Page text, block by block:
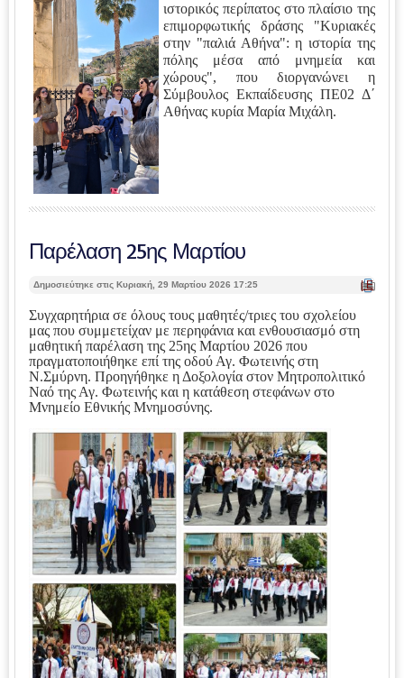
ιστορικός περίπατος στο πλαίσιο της
επιμορφωτικής δράσης "Κυριακές
στην "παλιά Αθήνα": η ιστορία της
πόλης μέσα από μνημεία και
χώρους", που διοργανώνει η
Σύμβουλος Εκπαίδευσης ΠΕ02 Δ΄
Αθήνας κυρία Μαρία Μιχάλη.
Παρέλαση 25ης Μαρτίου
| Ε
Δημοσιεύτηκε στις Κυριακή, 29 Μαρτίου 2026 17:25
Συγχαρητήρια σε όλους τους μαθητές/τριες του σχολείου
μας που συμμετείχαν με περηφάνια και ενθουσιασμό στη
μαθητική παρέλαση της 25ης Μαρτίου 2026 που
πραγματοποιήθηκε επί της οδού Αγ. Φωτεινής στη
Ν.Σμύρνη. Προηγήθηκε η Δοξολογία στον Μητροπολιτικό
Ναό της Αγ. Φωτεινής και η κατάθεση στεφάνων στο
Μνημείο Εθνικής Μνημοσύνης.